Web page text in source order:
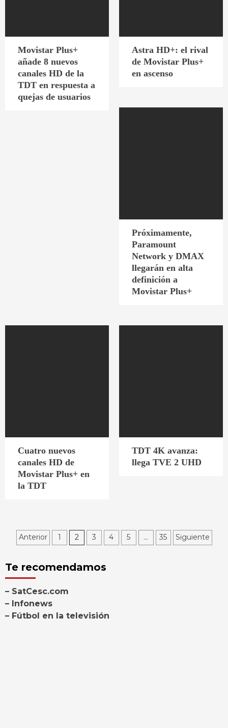
Movistar Plus+
añade 8 nuevos
canales HD de la
TDT en respuesta a
quejas de usuarios
Astra HD+: el rival
de Movistar Plus+
en ascenso
Próximamente,
Paramount
Network y DMAX
llegarán en alta
definición a
Movistar Plus+
Cuatro nuevos
canales HD de
Movistar Plus+ en
la TDT
TDT 4K avanza:
llega TVE 2 UHD
Paginación
entradas
Anterior 1 2 3 4 5 … 35 Siguiente
Te recomendamos
– SatCesc.com
– Infonews
– Fútbol en la televisión